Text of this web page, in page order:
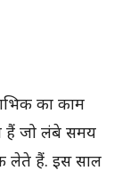
का काम
हैं जो लंबे समय
लेते हैं. इस साल